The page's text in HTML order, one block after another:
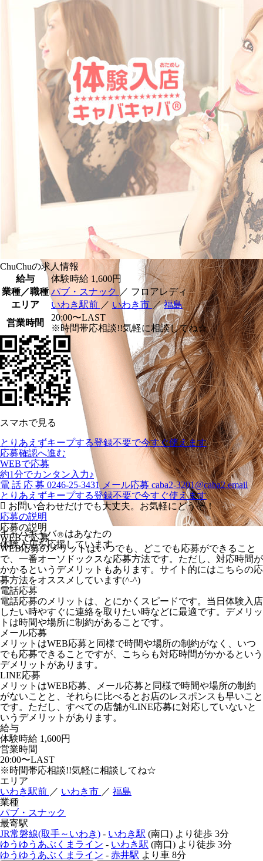
キャバキャバⓇ はあなたの
体験入店を応援しています
ChuChuの求人情報
給与
体験時給 1,600円
業種／職種 パブ・スナック ／ フロアレディ
エリア
いわき駅前 ／ いわき市／福島
営業時間
20:00〜LAST
※時間帯応相談!!気軽に相談してね☆
スマホで見る
とりあえずキープする登録不要で今すぐ使えます
応募確認へ進む
WEBで応募
約1分でカンタン入力♪
電 話 応 募 0246-25-3431 メール応募 caba2-3201@caba2.email
とりあえずキープする登録不要で今すぐ使えます
お問い合わせだけでも大丈夫。お気軽にどうぞ！
応募の説明
応募の説明
WEBで応募
WEB応募のメリットはいつでも、どこでも応募ができること
で、一番オーソドックスな応募方法です。ただし、対応時間が
かかるというデメリットもあります。サイト的にはこちらの応
募方法をオススメしています(^-^)
電話応募
電話応募のメリットは、とにかくスピードです。当日体験入店
したい時やすぐに連絡を取りたい時などに最適です。デメリッ
トは時間や場所に制約があることです。
メール応募
メリットはWEB応募と同様で時間や場所の制約がなく、いつ
でも応募できることですが、こちらも対応時間がかかるという
デメリットがあります。
LINE応募
メリットはWEB応募、メール応募と同様で時間や場所の制約
がないことと、それらに比べるとお店のレスポンスも早いこと
です。ただし、すべての店舗がLINE応募に対応していないと
いうデメリットがあります。
給与
体験時給 1,600円
営業時間
20:00〜LAST
※時間帯応相談!!気軽に相談してね☆
エリア
いわき駅前 ／ いわき市 ／ 福島
業種
パブ・スナック
最寄駅
JR常磐線(取手～いわき) - いわき駅 (南口) より徒歩 3分
ゆうゆうあぶくまライン - いわき駅 (南口) より徒歩 3分
ゆうゆうあぶくまライン - 赤井駅 より車 8分